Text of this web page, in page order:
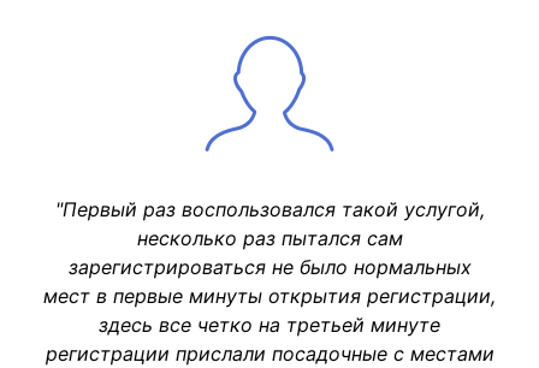
"Первый раз воспользовался такой услугой,
несколько раз пытался сам
зарегистрироваться не было нормальных
мест в первые минуты открытия регистрации,
здесь все четко на третьей минуте
регистрации прислали посадочные с местами